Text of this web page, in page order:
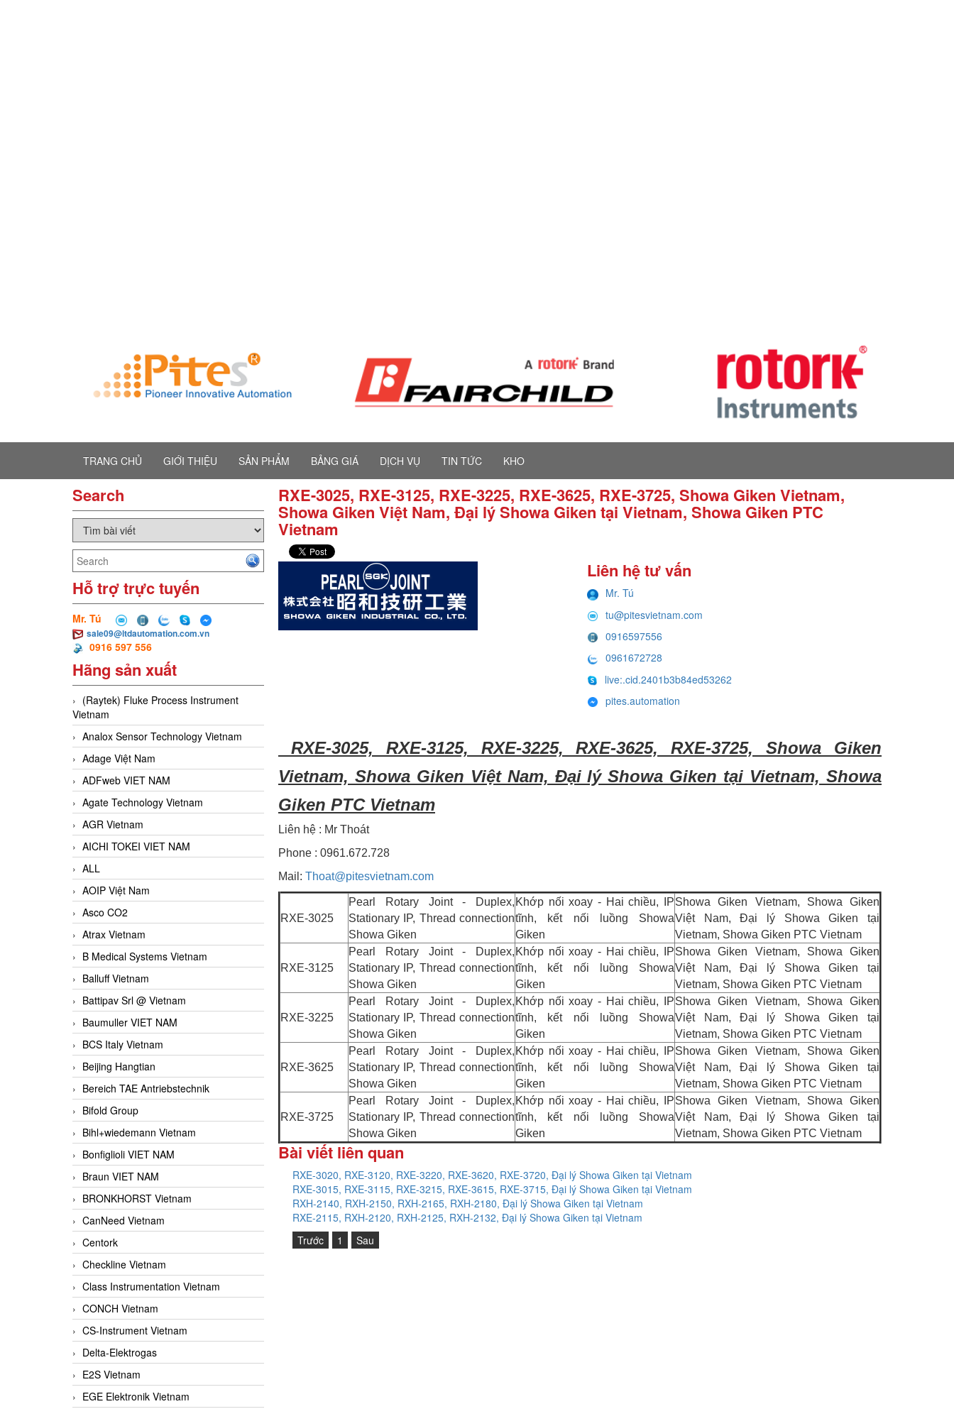
TRANG CHỦ GIỚI THIỆU SẢN PHẨM BẢNG GIÁ DỊCH VỤ TIN TỨC KHO
Search
Hỗ trợ trực tuyến
Mr. Tú
sale09@ltdautomation.com.vn
0916 597 556
Hãng sản xuất
(Raytek) Fluke Process Instrument
Vietnam
Analox Sensor Technology Vietnam
Adage Việt Nam
ADFweb VIET NAM
Agate Technology Vietnam
AGR Vietnam
AICHI TOKEI VIET NAM
ALL
AOIP Việt Nam
Asco CO2
Atrax Vietnam
B Medical Systems Vietnam
Balluff Vietnam
Battipav Srl @ Vietnam
Baumuller VIET NAM
BCS Italy Vietnam
Beijing Hangtian
Bereich TAE Antriebstechnik
Bifold Group
Bihl+wiedemann Vietnam
Bonfiglioli VIET NAM
Braun VIET NAM
BRONKHORST Vietnam
CanNeed Vietnam
Centork
Checkline Vietnam
Class Instrumentation Vietnam
CONCH Vietnam
CS-Instrument Vietnam
Delta-Elektrogas
E2S Vietnam
EGE Elektronik Vietnam
RXE-3025, RXE-3125, RXE-3225, RXE-3625, RXE-3725, Showa Giken Vietnam,
Showa Giken Việt Nam, Đại lý Showa Giken tại Vietnam, Showa Giken PTC
Vietnam
Liên hệ tư vấn
Mr. Tú
tu@pitesvietnam.com
0916597556
0961672728
live:.cid.2401b3b84ed53262
pites.automation
RXE-3025, RXE-3125, RXE-3225, RXE-3625, RXE-3725, Showa Giken
Vietnam, Showa Giken Việt Nam, Đại lý Showa Giken tại Vietnam, Showa
Giken PTC Vietnam
Liên hệ : Mr Thoát
Phone : 0961.672.728
Mail: Thoat@pitesvietnam.com
RXE-3025
Pearl Rotary Joint - Duplex,
Stationary IP, Thread connection
Showa Giken
Khớp nối xoay - Hai chiều, IP
tĩnh, kết nối luồng Showa
Giken
Showa Giken Vietnam, Showa Giken
Việt Nam, Đại lý Showa Giken tại
Vietnam, Showa Giken PTC Vietnam
RXE-3125
Pearl Rotary Joint - Duplex,
Stationary IP, Thread connection
Showa Giken
Khớp nối xoay - Hai chiều, IP
tĩnh, kết nối luồng Showa
Giken
Showa Giken Vietnam, Showa Giken
Việt Nam, Đại lý Showa Giken tại
Vietnam, Showa Giken PTC Vietnam
RXE-3225
Pearl Rotary Joint - Duplex,
Stationary IP, Thread connection
Showa Giken
Khớp nối xoay - Hai chiều, IP
tĩnh, kết nối luồng Showa
Giken
Showa Giken Vietnam, Showa Giken
Việt Nam, Đại lý Showa Giken tại
Vietnam, Showa Giken PTC Vietnam
RXE-3625
Pearl Rotary Joint - Duplex,
Stationary IP, Thread connection
Showa Giken
Khớp nối xoay - Hai chiều, IP
tĩnh, kết nối luồng Showa
Giken
Showa Giken Vietnam, Showa Giken
Việt Nam, Đại lý Showa Giken tại
Vietnam, Showa Giken PTC Vietnam
RXE-3725
Pearl Rotary Joint - Duplex,
Stationary IP, Thread connection
Showa Giken
Khớp nối xoay - Hai chiều, IP
tĩnh, kết nối luồng Showa
Giken
Showa Giken Vietnam, Showa Giken
Việt Nam, Đại lý Showa Giken tại
Vietnam, Showa Giken PTC Vietnam
Bài viết liên quan
RXE-3020, RXE-3120, RXE-3220, RXE-3620, RXE-3720, Đại lý Showa Giken tại Vietnam
RXE-3015, RXE-3115, RXE-3215, RXE-3615, RXE-3715, Đại lý Showa Giken tại Vietnam
RXH-2140, RXH-2150, RXH-2165, RXH-2180, Đại lý Showa Giken tại Vietnam
RXE-2115, RXH-2120, RXH-2125, RXH-2132, Đại lý Showa Giken tại Vietnam
Trước
1 Sau